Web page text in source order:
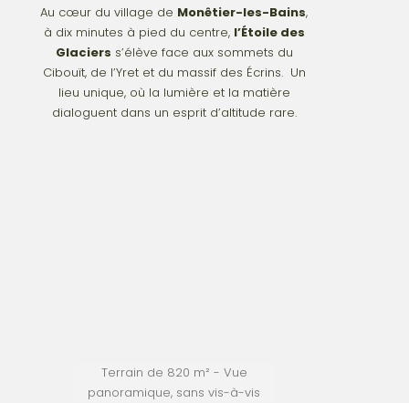
Au cœur du village de Monêtier-les-Bains,
à dix minutes à pied du centre, l’Étoile des
Glaciers s’élève face aux sommets du
Cibouït, de l’Yret et du massif des Écrins. Un
lieu unique, où la lumière et la matière
dialoguent dans un esprit d’altitude rare.
Terrain de 820 m² - Vue
panoramique, sans vis-à-vis